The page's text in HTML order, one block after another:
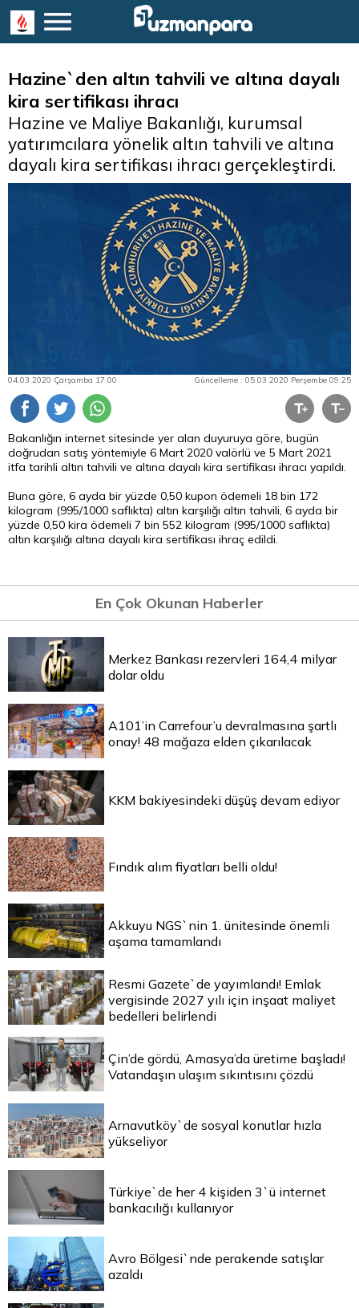
Hazine`den altın tahvili ve altına dayalı
kira sertifikası ihracı
Hazine ve Maliye Bakanlığı, kurumsal
yatırımcılara yönelik altın tahvili ve altına
dayalı kira sertifikası ihracı gerçekleştirdi.
04.03.2020 Çarşamba 17:00 Güncelleme : 05.03.2020 Perşembe 09:25
Bakanlığın internet sitesinde yer alan duyuruya göre, bugün
doğrudan satış yöntemiyle 6 Mart 2020 valörlü ve 5 Mart 2021
itfa tarihli altın tahvili ve altına dayalı kira sertifikası ihracı yapıldı.
Buna göre, 6 ayda bir yüzde 0,50 kupon ödemeli 18 bin 172
kilogram (995/1000 saflıkta) altın karşılığı altın tahvili, 6 ayda bir
yüzde 0,50 kira ödemeli 7 bin 552 kilogram (995/1000 saflıkta)
altın karşılığı altına dayalı kira sertifikası ihraç edildi.
En Çok Okunan Haberler
Merkez Bankası rezervleri 164,4 milyar
dolar oldu
A101’in Carrefour’u devralmasına şartlı
onay! 48 mağaza elden çıkarılacak
KKM bakiyesindeki düşüş devam ediyor
Fındık alım fiyatları belli oldu!
Akkuyu NGS`nin 1. ünitesinde önemli
aşama tamamlandı
Resmi Gazete`de yayımlandı! Emlak
vergisinde 2027 yılı için inşaat maliyet
bedelleri belirlendi
Çin’de gördü, Amasya’da üretime başladı!
Vatandaşın ulaşım sıkıntısını çözdü
Arnavutköy`de sosyal konutlar hızla
yükseliyor
Türkiye`de her 4 kişiden 3`ü internet
bankacılığı kullanıyor
Avro Bölgesi`nde perakende satışlar
azaldı